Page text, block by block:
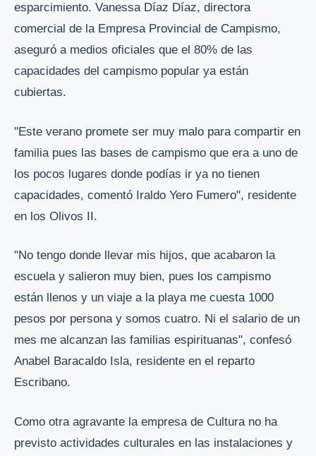
esparcimiento. Vanessa Díaz Díaz, directora
comercial de la Empresa Provincial de Campismo,
aseguró a medios oficiales que el 80% de las
capacidades del campismo popular ya están
cubiertas.
"Este verano promete ser muy malo para compartir en
familia pues las bases de campismo que era a uno de
los pocos lugares donde podías ir ya no tienen
capacidades, comentó Iraldo Yero Fumero", residente
en los Olivos II.
"No tengo donde llevar mis hijos, que acabaron la
escuela y salieron muy bien, pues los campismo
están llenos y un viaje a la playa me cuesta 1000
pesos por persona y somos cuatro. Ni el salario de un
mes me alcanzan las familias espirituanas", confesó
Anabel Baracaldo Isla, residente en el reparto
Escribano.
Como otra agravante la empresa de Cultura no ha
previsto actividades culturales en las instalaciones y